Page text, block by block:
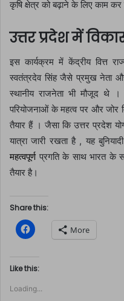
कृषि क्षेत्र को बढ़ाने के लिए काम कर
उत्तर प्रदेश में
इस कार्यक्रम में केंद्रीय वित्त
स्वतंत्रदेव सिंह जैसे प्रमुख नेता
स्थानीय राजनेता भी मौजूद थे
परियोजनाओं के महत्व पर और जोर
तैयार हैं । जैसा कि उत्तर प्रदेश
यात्रा जारी रखता है , यह
महत्वपूर्णप्रगति के साथ भारत के
तैयार है।
Share this:
C
l
k
t
o
h
More
Like this:
Loading...